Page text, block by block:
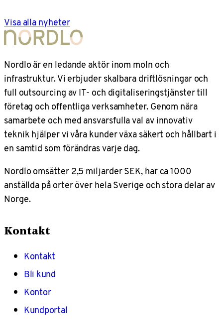
Visa alla nyheter
Nordlo är en ledande aktör inom moln och
infrastruktur. Vi erbjuder skalbara driftlösningar och
full outsourcing av IT- och digitaliseringstjänster till
företag och offentliga verksamheter. Genom nära
samarbete och med ansvarsfulla val av innovativ
teknik hjälper vi våra kunder växa säkert och hållbart i
en samtid som förändras varje dag.
Nordlo omsätter 2,5 miljarder SEK, har ca 1000
anställda på orter över hela Sverige och stora delar av
Norge.
Kontakt
Kontakt
Bli kund
Kontor
Kundportal